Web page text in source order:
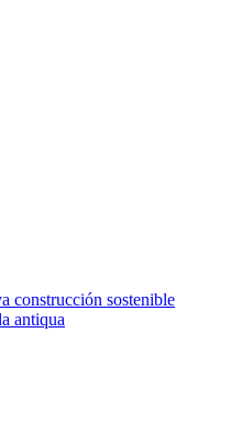
construcción sostenible
antiqua